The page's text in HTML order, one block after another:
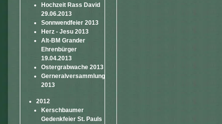
Hochzeit Rass David
29.06.2013
Sonnwendfeier 2013
Herz - Jesu 2013
Alt-BM Grander
Ehrenbürger
19.04.2013
Ostergrabwache 2013
Gerneralversammlung
2013
2012
Kerschbaumer
Gedenkfeier St. Pauls